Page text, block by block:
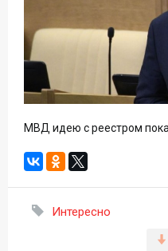
МВД идею с реестром
Интересно